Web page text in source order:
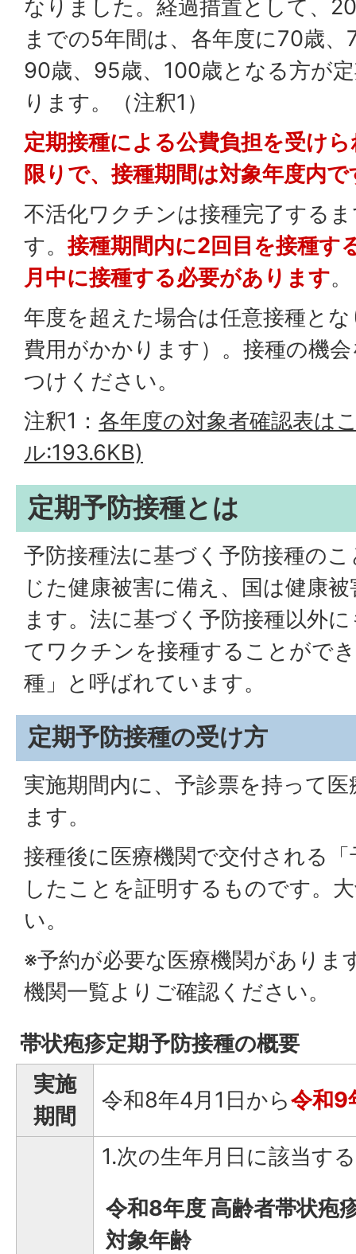
なりました。経過措置として、
までの5年間は、各年度に70歳
90歳、95歳、100歳となる方が
ります。（注釈1）
定期接種による公費負担を受け
限りで、接種期間は対象年度内で
不活化ワクチンは接種完了する
す。接種期間内に2回目を接種す
月中に接種する必要があります。
年度を超えた場合は任意接種と
費用がかかります）。接種の機
つけください。
注釈1： 各年度の対象者確認表は
ル:193.6KB)
定期予防接種とは
予防接種法に基づく予防接種の
じた健康被害に備え、国は健康
ます。法に基づく予防接種以外
てワクチンを接種することがで
種」と呼ばれています。
定期予防接種の受け方
実施期間内に、予診票を持って
ます。
接種後に医療機関で交付される
したことを証明するものです。
い。
※予約が必要な医療機関がありま
機関一覧よりご確認ください。
帯状疱疹定期予防接種の概要
実施
期間
令和8年4月1日から令和9
1.次の生年月日に該当す
令和8年度 高齢者帯状疱
対象年齢